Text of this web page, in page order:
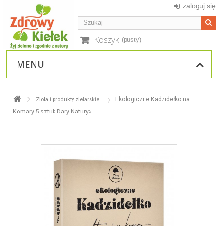
zaloguj się
Koszyk (pusty)
MENU
Zioła i produkty zielarskie
Ekologiczne Kadzidełko na
Komary 5 sztuk Dary Natury>